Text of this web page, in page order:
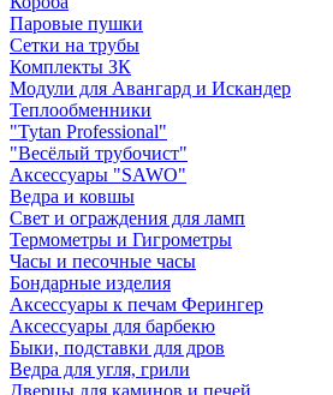
Паровые пушки
Сетки на трубы
Комплекты ЗК
Модули для Авангард и Искандер
Теплообменники
"Tytan Professional"
"Весёлый трубочист"
Аксессуары "SAWO"
Ведра и ковшы
Свет и ограждения для ламп
Термометры и Гигрометры
Часы и песочные часы
Бондарные изделия
Аксессуары к печам Ферингер
Аксессуары для барбекю
Быки, подставки для дров
Ведра для угля, грили
Дверцы для каминов и печей